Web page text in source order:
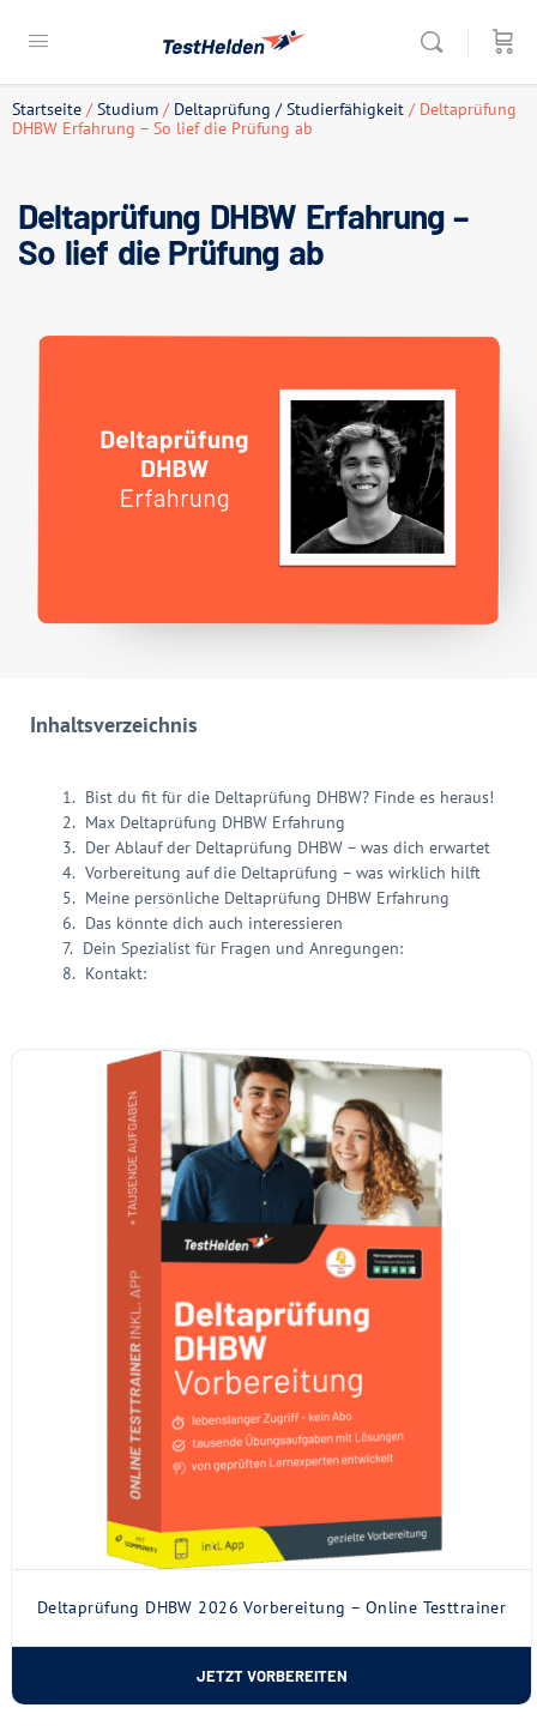
Startseite /Studium / Deltaprüfung / Studierfähigkeit / Deltaprüfung
DHBW Erfahrung – So lief die Prüfung ab
Deltaprüfung DHBW Erfahrung –
So lief die Prüfung ab
Inhaltsverzeichnis
Bist du fit für die Deltaprüfung DHBW? Finde es heraus!
Max Deltaprüfung DHBW Erfahrung
Der Ablauf der Deltaprüfung DHBW – was dich erwartet
Vorbereitung auf die Deltaprüfung – was wirklich hilft
Meine persönliche Deltaprüfung DHBW Erfahrung
Das könnte dich auch interessieren
Dein Spezialist für Fragen und Anregungen:
Kontakt:
Deltaprüfung DHBW 2026 Vorbereitung – Online Testtrainer
JETZT VORBEREITEN